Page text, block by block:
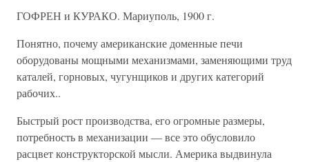
ГОФРЕН и КУРАКО. Мариуполь, 1900 г.
Понятно, почему американские доменные печи
оборудованы мощными механизмами, заменяющими труд
каталей, горновых, чугунщиков и других категорий
рабочих..
Быстрый рост производства, его огромные размеры,
потребность в механизации — все это обусловило
расцвет конструкторской мысли. Америка выдвинула